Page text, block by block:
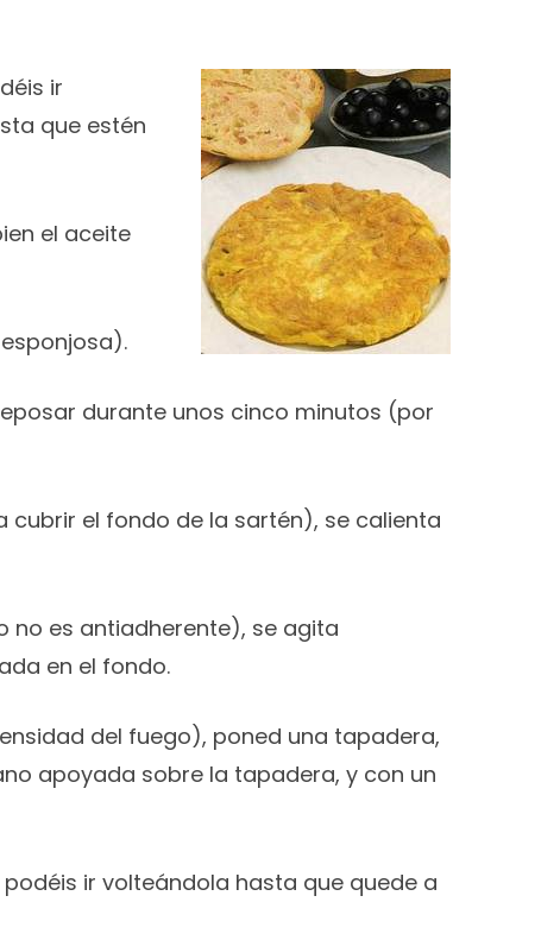
ir
que estén
el aceite
durante unos cinco minutos (por
el fondo de la sartén), se calienta
no es antiadherente), se agita
en el fondo.
del fuego), poned una tapadera,
apoyada sobre la tapadera, y con un
ir volteándola hasta que quede a